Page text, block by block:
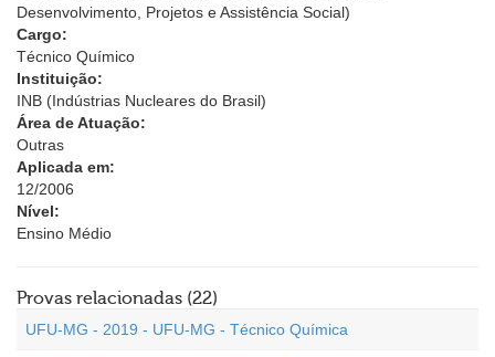
Desenvolvimento, Projetos e Assistência Social)
Cargo:
Técnico Químico
Instituição:
INB (Indústrias Nucleares do Brasil)
Área de Atuação:
Outras
Aplicada em:
12/2006
Nível:
Ensino Médio
Provas relacionadas (22)
UFU-MG - 2019 - UFU-MG - Técnico Química